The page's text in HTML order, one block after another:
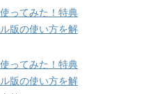
ってみた！特典
版の使い方を解
ってみた！特典
版の使い方を解